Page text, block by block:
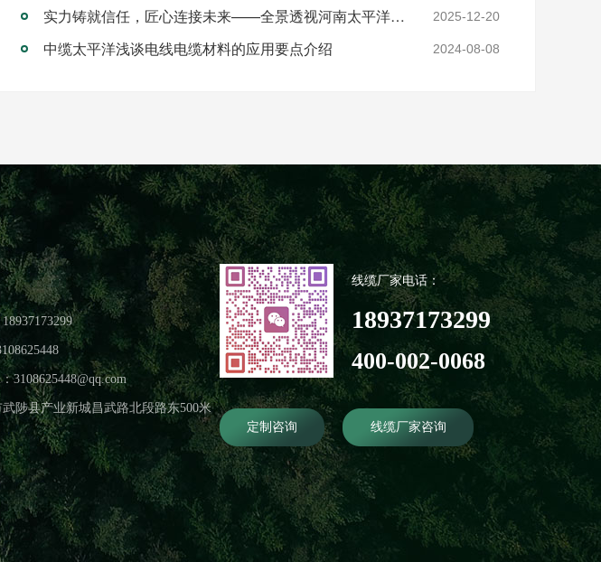
实力铸就信任，匠心连接未来——全景透视河南太平洋电缆厂 2025-12-20
中缆太平洋浅谈电线电缆材料的应用要点介绍 2024-08-08
3108625448@qq.com
陟县产业新城昌武路北段路东500米
线缆厂家电话：
18937173299
400-002-0068
定制咨询 线缆厂家咨询